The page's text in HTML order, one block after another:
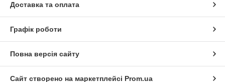
Доставка та оплата
Графік роботи
Повна версія сайту
Сайт створено на маркетплейсі Prom.ua